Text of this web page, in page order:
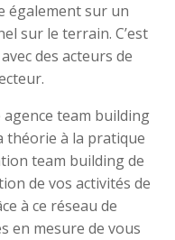
également sur un
sur le terrain. C’est
des acteurs de
team building
théorie à la pratique
team building de
de vos activités de
à ce réseau de
en mesure de vous